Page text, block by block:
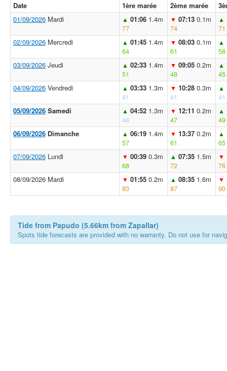
Date 1ère marée 2ème marée
01/09/2026 Mardi ▲ 01:06 1.4m
77
▼ 07:13 0.1m
74
▲
71
02/09/2026 Mercredi ▲ 01:45 1.4m
64
▼ 08:03 0.1m
61
▲
58
03/09/2026 Jeudi ▲ 02:33 1.4m
51
▼ 09:05 0.2m
48
▲
45
04/09/2026 Vendredi ▲ 03:33 1.3m
41
▼ 10:28 0.3m
41
▲
41
05/09/2026 Samedi ▲ 04:52 1.3m
44
▼ 12:11 0.2m
47
▲
49
06/09/2026 Dimanche ▲ 06:19 1.4m
57
▼ 13:37 0.2m
61
▲
65
07/09/2026 Lundi ▼ 00:39 0.3m
68
▲ 07:35 1.5m
72
▼
76
08/09/2026 Mardi
▼ 01:55 0.2m
83
▲ 08:35 1.6m
87
▼
90
Tide from Papudo (5.66km from Zapallar)
Spots tide forecasts are provided with no warranty. Do not use for